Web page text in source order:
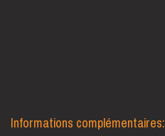
Informations complémentaires: